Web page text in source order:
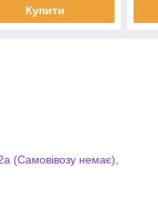
Купити
(Самовівозу немає),